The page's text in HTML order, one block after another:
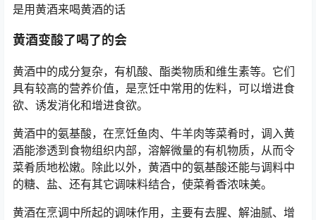
是用黄酒来喝黄酒的话
黄酒变酸了喝了的会
黄酒中的成分复杂，有机酸、酯类物质和维生素等。它们
具有较高的营养价值，是烹饪中常用的佐料，可以增进食
欲、诱发消化和增进食欲。
黄酒中的氨基酸，在烹饪鱼肉、牛羊肉等菜肴时，调入黄
酒能渗透到食物组织内部，溶解微量的有机物质，从而令
菜肴质地松嫩。除此以外，黄酒中的氨基酸还能与调料中
的糖、盐、还有其它调味料结合，使菜肴香浓味美。
黄酒在烹调中所起的调味作用，主要有去腥、解油腻、增